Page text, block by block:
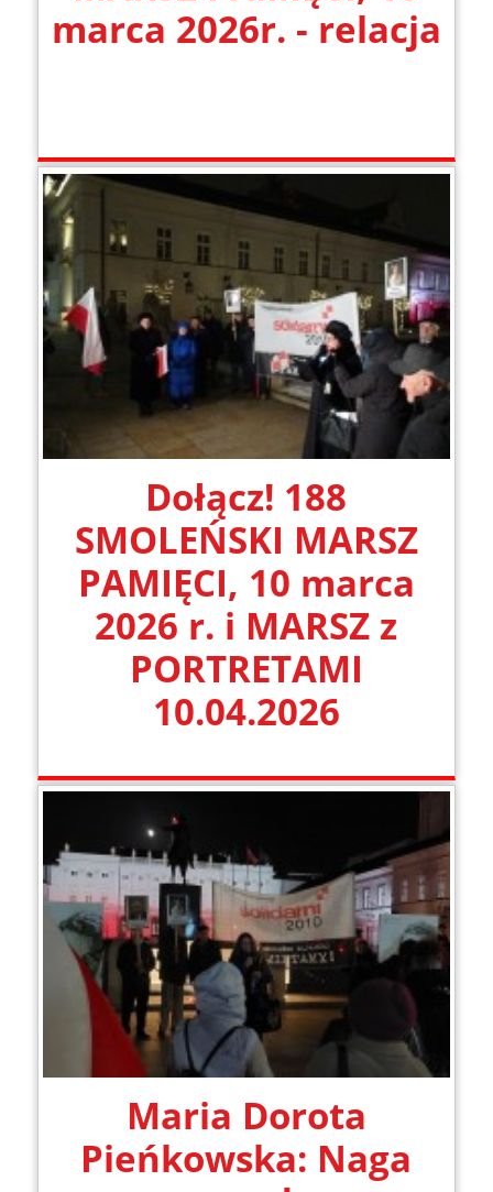
marca 2026r. - relacja
Dołącz! 188
SMOLEŃSKI MARSZ
PAMIĘCI, 10 marca
2026 r. i MARSZ z
PORTRETAMI
10.04.2026
Maria Dorota
Pieńkowska: Naga